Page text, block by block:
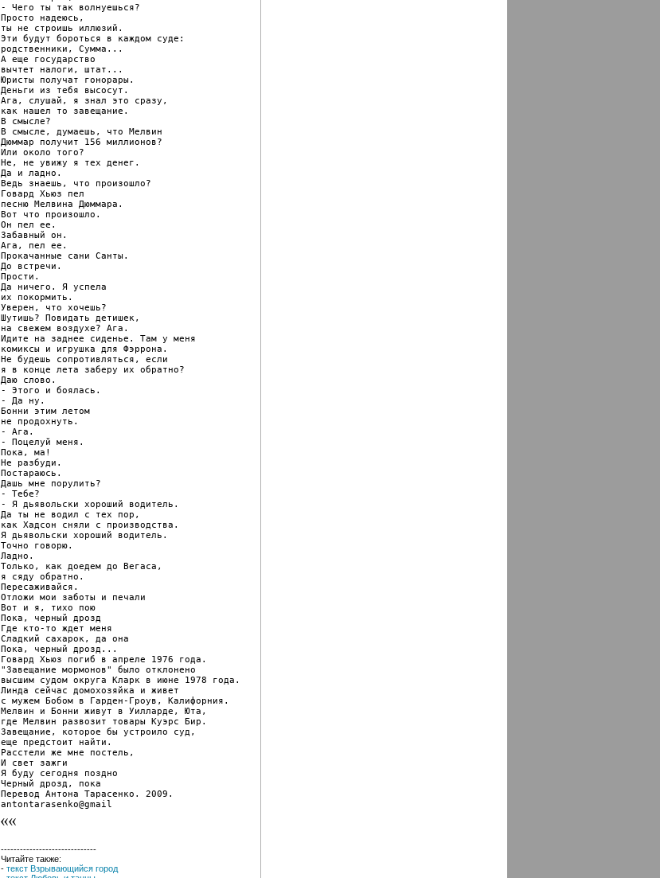
- Чего ты так волнуешься?
Просто надеюсь,
ты не строишь иллюзий.
Эти будут бороться в каждом суде:
родственники, Сумма...
А еще государство
вычтет налоги, штат...
Юристы получат гонорары.
Деньги из тебя высосут.
Ага, слушай, я знал это сразу,
как нашел то завещание.
В смысле?
В смысле, думаешь, что Мелвин
Дюммар получит 156 миллионов?
Или около того?
Не, не увижу я тех денег.
Да и ладно.
Ведь знаешь, что произошло?
Говард Хьюз пел
песню Мелвина Дюммара.
Вот что произошло.
Он пел ее.
Забавный он.
Ага, пел ее.
Прокачанные сани Санты.
До встречи.
Прости.
Да ничего. Я успела
их покормить.
Уверен, что хочешь?
Шутишь? Повидать детишек,
на свежем воздухе? Ага.
Идите на заднее сиденье. Там у меня
комиксы и игрушка для Фэррона.
Не будешь сопротивляться, если
я в конце лета заберу их обратно?
Даю слово.
- Этого и боялась.
- Да ну.
Бонни этим летом
не продохнуть.
- Ага.
- Поцелуй меня.
Пока, ма!
Не разбуди.
Постараюсь.
Дашь мне порулить?
- Тебе?
- Я дьявольски хороший водитель.
Да ты не водил с тех пор,
как Хадсон сняли с производства.
Я дьявольски хороший водитель.
Точно говорю.
Ладно.
Только, как доедем до Вегаса,
я сяду обратно.
Пересаживайся.
Отложи мои заботы и печали
Вот и я, тихо пою
Пока, черный дрозд
Где кто-то ждет меня
Сладкий сахарок, да она
Пока, черный дрозд...
Говард Хьюз погиб в апреле 1976 года.
"Завещание мормонов" было отклонено
высшим судом округа Кларк в июне 1978 года.
Линда сейчас домохозяйка и живет
с мужем Бобом в Гарден-Гроув, Калифорния.
Мелвин и Бонни живут в Уилларде, Юта,
где Мелвин развозит товары Куэрс Бир.
Завещание, которое бы устроило суд,
еще предстоит найти.
Расстели же мне постель,
И свет зажги
Я буду сегодня поздно
Черный дрозд, пока
Перевод Антона Тарасенко. 2009.
antontarasenko@gmail
------------------------------
Читайте также:
- текст Взрывающийся город